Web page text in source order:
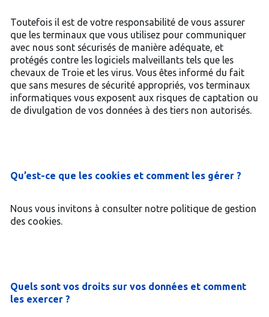
Toutefois il est de votre responsabilité de vous assurer
que les terminaux que vous utilisez pour communiquer
avec nous sont sécurisés de manière adéquate, et
protégés contre les logiciels malveillants tels que les
chevaux de Troie et les virus. Vous êtes informé du fait
que sans mesures de sécurité appropriés, vos terminaux
informatiques vous exposent aux risques de captation ou
de divulgation de vos données à des tiers non autorisés.
Qu’est-ce que les cookies et comment les gérer ?
Nous vous invitons à consulter notre politique de gestion
des cookies.
Quels sont vos droits sur vos données et comment
les exercer ?